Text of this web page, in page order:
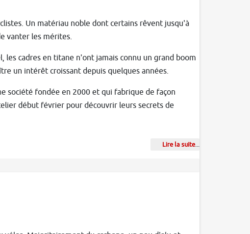
Un matériau noble dont certains rêvent jusqu'à
vanter les mérites.
les cadres en titane n'ont jamais connu un grand boom
un intérêt croissant depuis quelques années.
société fondée en 2000 et qui fabrique de façon
début février pour découvrir leurs secrets de
Lire la suite...